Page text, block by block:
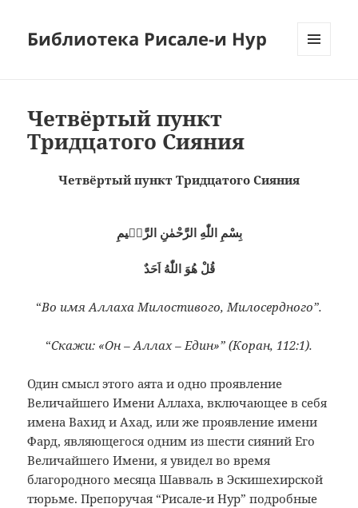
Библиотека Рисале-и Нур
Четвёртый пункт
Тридцатого Сияния
Четвёртый пункт Тридцатого Сияния
بِسْمِ اللّٰهِ الرَّحْمٰنِ الرَّحٖيمِ
قُلْ هُوَ اللّٰهُ اَحَدٌ
“Во имя Аллаха Милостивого, Милосердного”.
“Скажи: «Он – Аллах – Един»” (Коран, 112:1).
Один смысл этого аята и одно проявление
Величайшего Имени Аллаха, включающее в себя
имена Вахид и Ахад, или же проявление имени
Фард, являющегося одним из шести сияний Его
Величайшего Имени, я увидел во время
благородного месяца Шавваль в Эскишехирской
тюрьме. Препоручая “Рисале-и Нур” подробные